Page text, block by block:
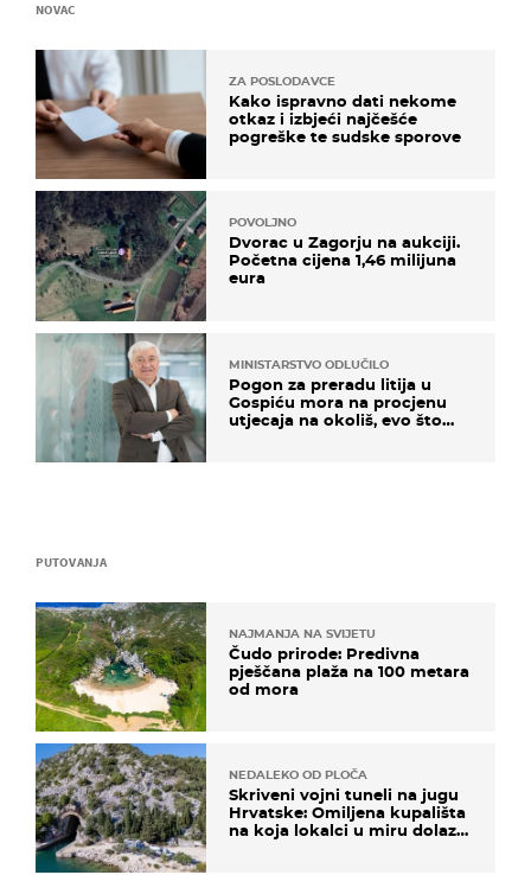
PUTOVANJA
NAJMANJA NA SVIJETU
Čudo prirode: Predivna
pješčana plaža na 100 metara
od mora
NEDALEKO OD PLOČA
Skriveni vojni tuneli na jugu
Hrvatske: Omiljena kupališta
na koja lokalci u miru dolaze
NOVAC
ZA POSLODAVCE
Kako ispravno dati nekome
otkaz i izbjeći najčešće
pogreške te sudske sporove
POVOLJNO
Dvorac u Zagorju na aukciji.
Početna cijena 1,46 milijuna
eura
MINISTARSTVO ODLUČILO
Pogon za preradu litija u
Gospiću mora na procjenu
utjecaja na okoliš, evo što